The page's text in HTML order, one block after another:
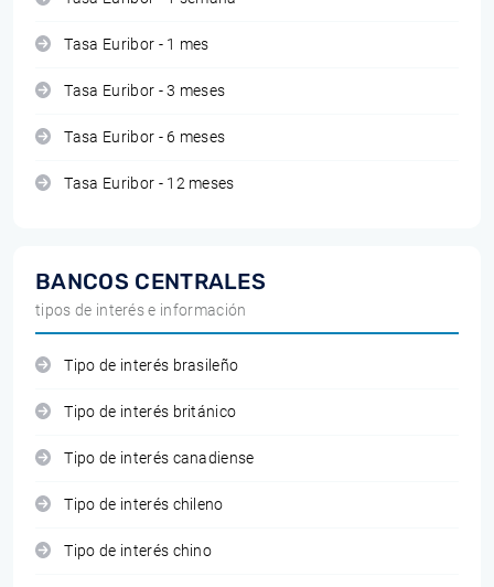
Tasa Euribor - 1 mes
Tasa Euribor - 3 meses
Tasa Euribor - 6 meses
Tasa Euribor - 12 meses
BANCOS CENTRALES
tipos de interés e información
Tipo de interés brasileño
Tipo de interés británico
Tipo de interés canadiense
Tipo de interés chileno
Tipo de interés chino